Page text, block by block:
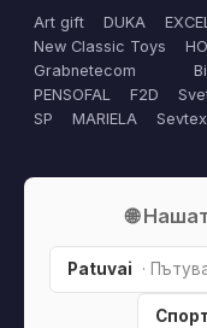
Art gift DUKA
New Classic Toys
Grabnetecom
PENSOFAL
F2D
SP
MARIELA Sevtex
🌐
Patuvai ·